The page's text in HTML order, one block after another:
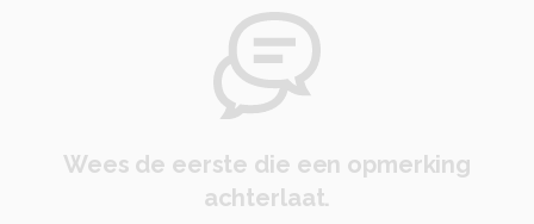
Wees de eerste die een opmerking
achterlaat.